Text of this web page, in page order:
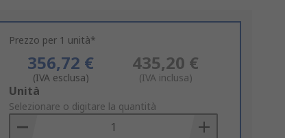
Prezzo per 1 unità*
356,72 €
(IVA esclusa)
435,20 €
(IVA inclusa)
Add
to
Basket
Unità
Selezionare o digitare la quantità